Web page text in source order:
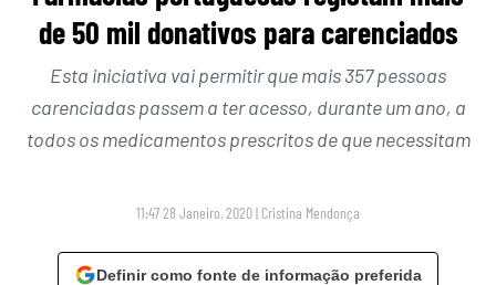
de 50 mil donativos para carenciados
Esta iniciativa vai permitir que mais 357 pessoas
carenciadas passem a ter acesso, durante um ano, a
todos os medicamentos prescritos de que necessitam
11:47 28 Janeiro, 2020| Cristina Mendonça
Definir como fonte de informação preferida